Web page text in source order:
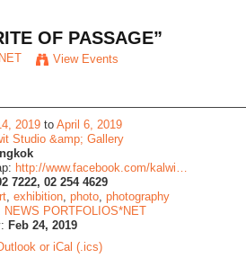
OF PASSAGE”
View Events
2019 toApril 6, 2019
Studio &amp; Gallery
http://www.facebook.com/kalwi…
7222, 02 254 4629
,exhibition,photo,photography
NEWS PORTFOLIOS*NET
Feb 24, 2019
or iCal (.ics)